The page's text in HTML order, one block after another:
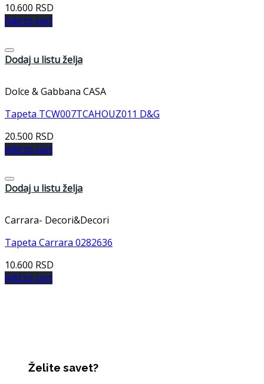
10.600 RSD
Add to cart
Dodaj u listu želja
Dolce & Gabbana CASA
Tapeta TCW007TCAHOUZ011 D&G
20.500 RSD
Add to cart
Dodaj u listu želja
Carrara- Decori&Decori
Tapeta Carrara 0282636
10.600 RSD
Add to cart
Želite savet?